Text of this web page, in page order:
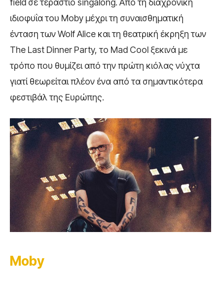
field σε τεράστιο singalong. Από τη διαχρονική
ιδιοφυΐα του Moby μέχρι τη συναισθηματική
ένταση των Wolf Alice και τη θεατρική έκρηξη των
The Last Dinner Party, το Mad Cool ξεκινά με
τρόπο που θυμίζει από την πρώτη κιόλας νύχτα
γιατί θεωρείται πλέον ένα από τα σημαντικότερα
φεστιβάλ της Ευρώπης.
Moby